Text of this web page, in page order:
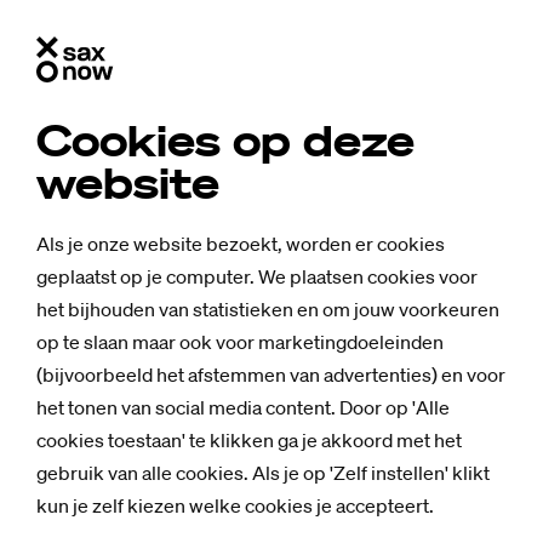
Cookies op deze
website
Als je onze website bezoekt, worden er cookies
geplaatst op je computer. We plaatsen cookies voor
het bijhouden van statistieken en om jouw voorkeuren
op te slaan maar ook voor marketingdoeleinden
(bijvoorbeeld het afstemmen van advertenties) en voor
het tonen van social media content. Door op 'Alle
cookies toestaan' te klikken ga je akkoord met het
gebruik van alle cookies. Als je op 'Zelf instellen' klikt
kun je zelf kiezen welke cookies je accepteert.
Mensen
Stu­den­te Am­
ber (24) is body